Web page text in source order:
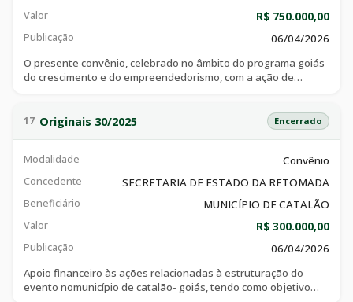
Valor R$ 750.000,00
Publicação
06/04/2026
O presente convênio, celebrado no âmbito do programa goiás
do crescimento e do empreendedorismo, com a ação de
catalão/go, consoante especificações técnicas e objetivos
constantes do plano de trabalho, que integra o ajuste, e
17 Originais 30/2025 Encerrado
Modalidade Convênio
Concedente SECRETARIA DE ESTADO DA RETOMADA
Beneficiário MUNICÍPIO DE CATALÃO
Valor R$ 300.000,00
Publicação
06/04/2026
Apoio financeiro às ações relacionadas à estruturação do
evento nomunicípio de catalão- goiás, tendo como objetivo